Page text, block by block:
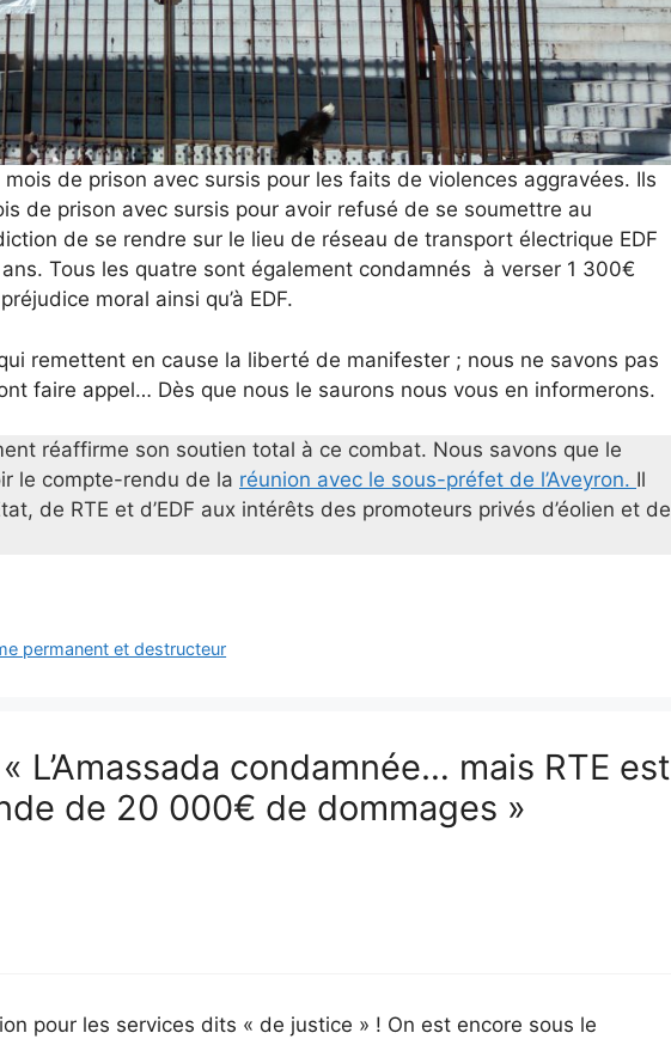
de prison avec sursis pour les faits de violences aggravées. Ils
de prison avec sursis pour avoir refusé de se soumettre au
de se rendre sur le lieu de réseau de transport électrique EDF
Tous les quatre sont également condamnés à verser 1 300€
moral ainsi qu’à EDF.
remettent en cause la liberté de manifester ; nous ne savons pas
faire appel… Dès que nous le saurons nous vous en informerons.
réaffirme son soutien total à ce combat. Nous savons que le
le compte-rendu de la réunion avec le sous-préfet de l’Aveyron. Il
de RTE et d’EDF aux intérêts des promoteurs privés d’éolien et de
permanent et destructeur
L’Amassada condamnée… mais RTE est
de 20 000€ de dommages »
pour les services dits « de justice » ! On est encore sous le